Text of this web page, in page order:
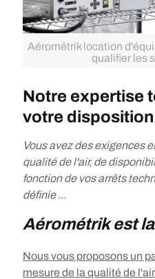
Aérométrik location
qualifier les
Notre expertise
votre
Vous avez des exigences
qualité de l'air, de
fonction de vos arrêts
définie ...
Aérométrik est
Nous vous proposons un
mesure de la qualité de l'air